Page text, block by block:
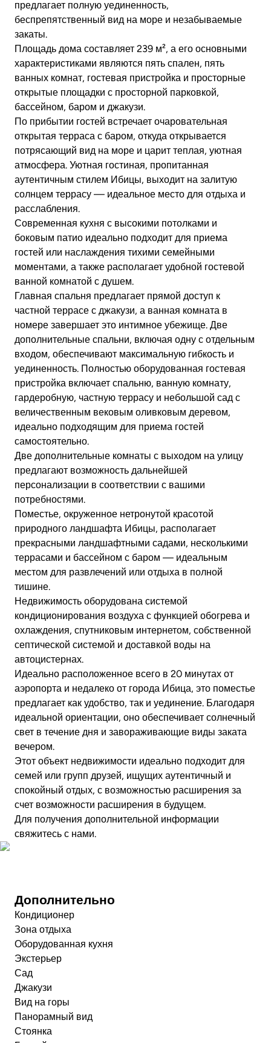
предлагает полную уединенность,
беспрепятственный вид на море и незабываемые
закаты.
Площадь дома составляет 239 м², а его основными
характеристиками являются пять спален, пять
ванных комнат, гостевая пристройка и просторные
открытые площадки с просторной парковкой,
бассейном, баром и джакузи.
По прибытии гостей встречает очаровательная
открытая терраса с баром, откуда открывается
потрясающий вид на море и царит теплая, уютная
атмосфера. Уютная гостиная, пропитанная
аутентичным стилем Ибицы, выходит на залитую
солнцем террасу — идеальное место для отдыха и
расслабления.
Современная кухня с высокими потолками и
боковым патио идеально подходит для приема
гостей или наслаждения тихими семейными
моментами, а также располагает удобной гостевой
ванной комнатой с душем.
Главная спальня предлагает прямой доступ к
частной террасе с джакузи, а ванная комната в
номере завершает это интимное убежище. Две
дополнительные спальни, включая одну с отдельным
входом, обеспечивают максимальную гибкость и
уединенность. Полностью оборудованная гостевая
пристройка включает спальню, ванную комнату,
гардеробную, частную террасу и небольшой сад с
величественным вековым оливковым деревом,
идеально подходящим для приема гостей
самостоятельно.
Две дополнительные комнаты с выходом на улицу
предлагают возможность дальнейшей
персонализации в соответствии с вашими
потребностями.
Поместье, окруженное нетронутой красотой
природного ландшафта Ибицы, располагает
прекрасными ландшафтными садами, несколькими
террасами и бассейном с баром — идеальным
местом для развлечений или отдыха в полной
тишине.
Недвижимость оборудована системой
кондиционирования воздуха с функцией обогрева и
охлаждения, спутниковым интернетом, собственной
септической системой и доставкой воды на
автоцистернах.
Идеально расположенное всего в 20 минутах от
аэропорта и недалеко от города Ибица, это поместье
предлагает как удобство, так и уединение. Благодаря
идеальной ориентации, оно обеспечивает солнечный
свет в течение дня и завораживающие виды заката
вечером.
Этот объект недвижимости идеально подходит для
семей или групп друзей, ищущих аутентичный и
спокойный отдых, с возможностью расширения за
счет возможности расширения в будущем.
Для получения дополнительной информации
свяжитесь с нами.
Дополнительно
Кондиционер
Зона отдыха
Оборудованная кухня
Экстерьер
Сад
Джакузи
Вид на горы
Панорамный вид
Стоянка